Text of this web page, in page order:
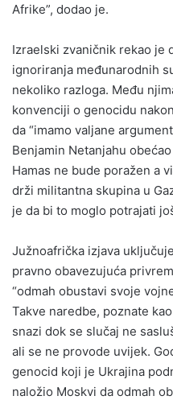
Afrike”, dodao je.
Izraelski zvaničnik rekao je
ignoriranja međunarodnih
nekoliko razloga. Među
konvenciji o genocidu
da “imamo valjane
Benjamin Netanjahu
Hamas ne bude poražen a
drži militantna skupina u
je da bi to moglo potrajati
Južnoafrička izjava
pravno obavezujuća
“odmah obustavi svoje
Takve naredbe, poznate
snazi dok se slučaj ne
ali se ne provode uvijek.
genocid koji je Ukrajina
naložio Moskvi da odmah